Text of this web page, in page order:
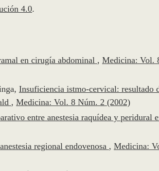
4.0.
en cirugía abdominal , Medicina: Vol.
Insuficiencia istmo-cervical: resultado
, Medicina: Vol. 8 Núm. 2 (2002)
entre anestesia raquídea y peridural
regional endovenosa , Medicina: